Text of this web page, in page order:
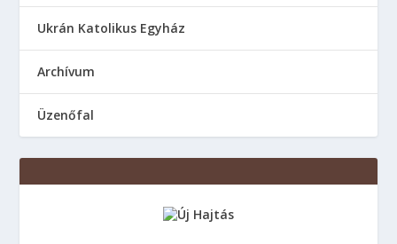
Ukrán Katolikus Egyház
Аrchívum
Üzenőfal